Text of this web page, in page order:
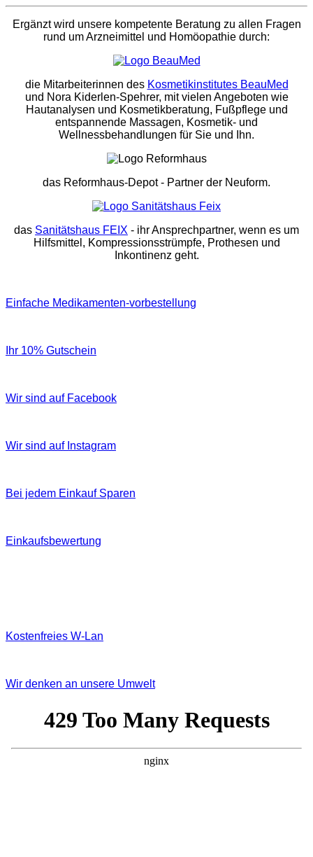
Ergänzt wird unsere kompetente Beratung zu allen Fragen
rund um Arzneimittel und Homöopathie durch:
die Mitarbeiterinnen des Kosmetikinstitutes BeauMed
und Nora Kiderlen-Spehrer, mit vielen Angeboten wie
Hautanalysen und Kosmetikberatung, Fußpflege und
entspannende Massagen, Kosmetik- und
Wellnessbehandlungen für Sie und Ihn.
das Reformhaus-Depot- Partner der Neuform.
das Sanitätshaus FEIX - ihr Ansprechpartner, wenn es um
Hilfsmittel, Kompressionsstrümpfe, Prothesen und
Inkontinenz geht.
Einfache Medikamenten-vorbestellung
Ihr 10% Gutschein
Wir sind auf Facebook
Wir sind auf Instagram
Bei jedem Einkauf Sparen
Einkaufsbewertung
Kostenfreies W‐Lan
Wir denken an unsere Umwelt